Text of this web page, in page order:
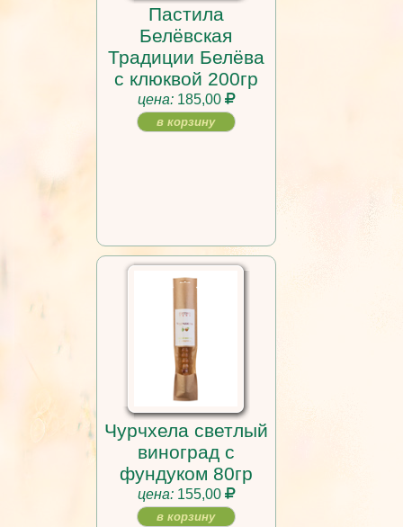
Пастила
Белёвская
Традиции Белёва
с клюквой 200гр
цена:185,00
в корзину
Чурчхела светлый
виноград с
фундуком 80гр
цена:155,00
в корзину